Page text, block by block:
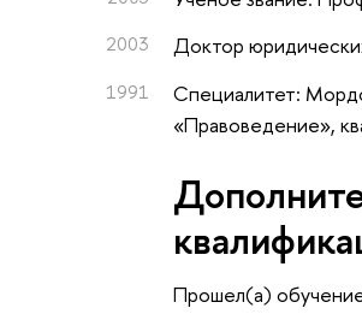
2003 Доктор
1991
Специалитет:
«Правоведение»,
Прошел(а)